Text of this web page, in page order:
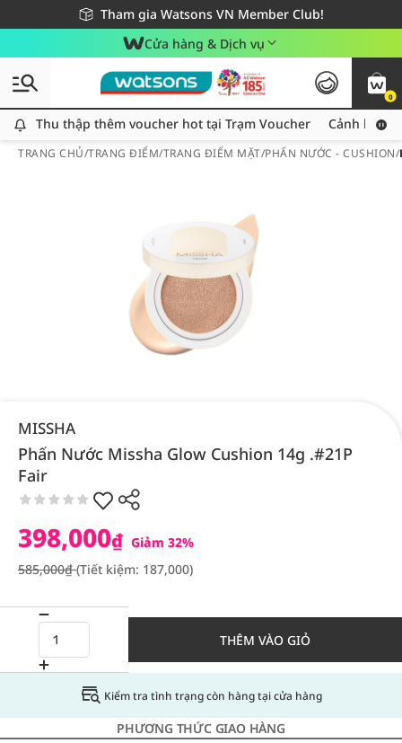
Tham gia Watsons VN Member Club!
Miễn phí giao hàng cho đơn hàng từ 249,000Đ
Giao hàng nhanh 24h - Áp dụng khu vực TP. Hồ Chí Minh
Cửa hàng & Dịch vụ
0
Thu thập thêm voucher hot tại Trạm Voucher
Thu thập thêm voucher hot tại Trạm Voucher Cảnh báo
TRANG CHỦ/TRANG ĐIỂM/TRANG ĐIỂM MẶT/PHẤN NƯỚC - CUSHION/
MISSHA
Phấn Nước Missha Glow Cushion 14g .#21P
Fair
398,000₫ Giảm 32%
585,000₫(Tiết kiệm: 187,000)
THÊM VÀO GIỎ
Kiểm tra tình trạng còn hàng tại cửa hàng
PHƯƠNG THỨC GIAO HÀNG